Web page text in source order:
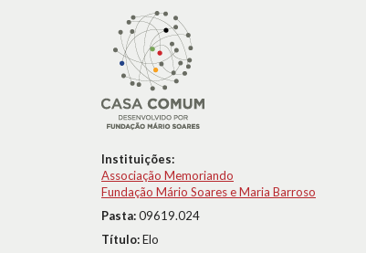
Instituições:
Associação Memoriando
Fundação Mário Soares e Maria Barroso
Pasta:09619.024
Título:Elo